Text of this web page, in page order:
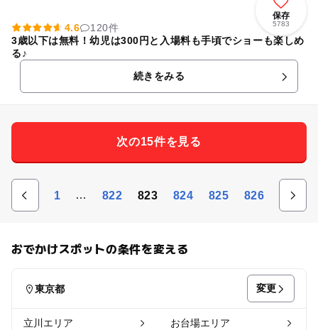
保存
5783
4.6
120件
3歳以下は無料！幼児は300円と入場料も手頃でショーも楽しめ
る♪
続きをみる
次の15件を見る
1 … 822 823 824 825 826
おでかけスポットの条件を変える
東京都 変更
立川エリア お台場エリア